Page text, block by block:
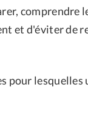
comprendre
et d'éviter de
pour lesquelles